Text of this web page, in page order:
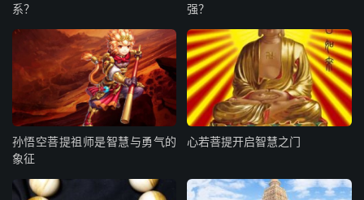
系？
强？
孙悟空菩提祖师是智慧与勇气的
象征
心若菩提开启智慧之门